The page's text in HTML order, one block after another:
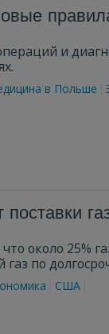
и
в Польше
поставки
около 25%
по
США